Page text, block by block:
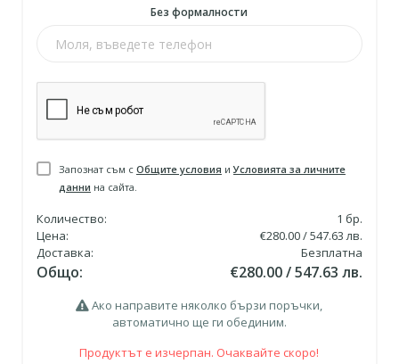
Без формалности
Запознат съм с Общите условия иУсловията за личните
данни на сайта.
Количество: 1 бр.
Цена:
€280.00 / 547.63 лв.
Доставка:
Безплатна
Общо: €280.00 / 547.63 лв.
Ако направите няколко бързи поръчки,
автоматично ще ги обединим.
Продуктът е изчерпан. Очаквайте скоро!